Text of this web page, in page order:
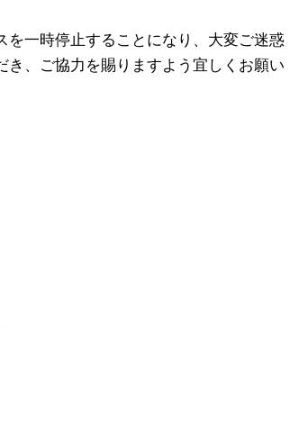
一時停止することになり、大変ご迷惑
、ご協力を賜りますよう宜しくお願い